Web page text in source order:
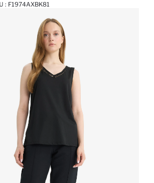
: F1974AXBK81